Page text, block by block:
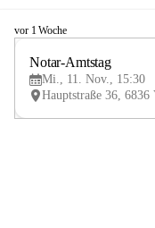
V
vor 1 Woche
Notar-Amtstag
Mi., 11. Nov., 15:30